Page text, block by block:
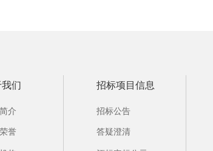
们
介
誉
招标项目信息
招标公告
答疑澄清